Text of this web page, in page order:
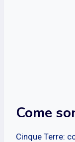
Come
Cinque Terre: